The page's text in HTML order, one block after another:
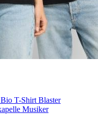
T-Shirt Blaster
Musiker